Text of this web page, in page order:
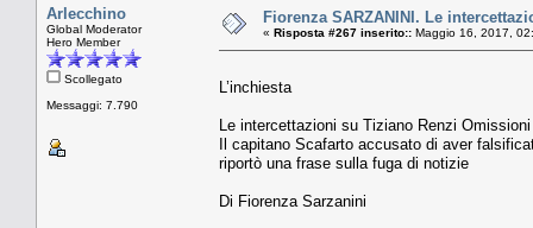
Arlecchino
Global Moderator
Hero Member
Scollegato
Messaggi: 7.790
Fiorenza SARZANINI. Le
« Risposta #267 inserito:: Maggio 16, 2017,
L’inchiesta
Le intercettazioni su Tiziano Renzi
Il capitano Scafarto accusato di aver
riportò una frase sulla fuga di notizie
Di Fiorenza Sarzanini